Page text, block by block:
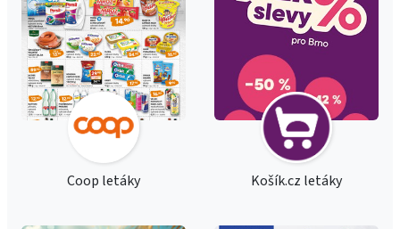
Coop letáky Košík.cz letáky